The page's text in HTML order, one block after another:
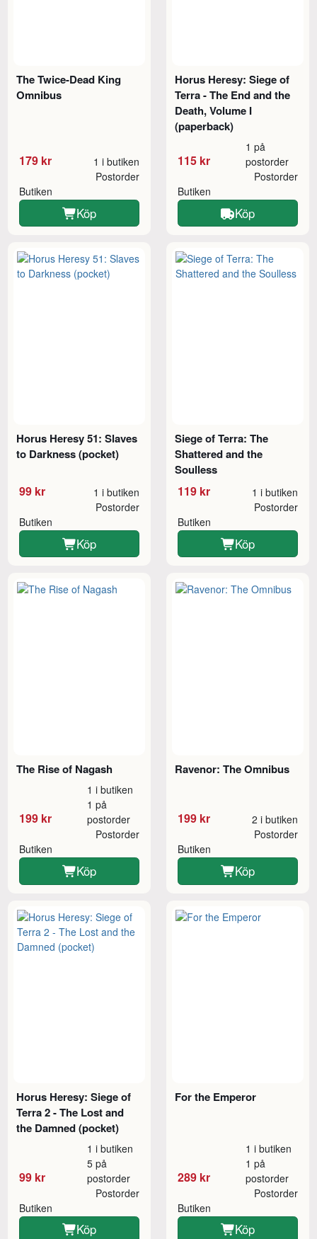
The Twice-Dead King
Omnibus
179 kr 1 i butiken
Butiken
Postorder
Köp
Horus Heresy: Siege of
Terra - The End and the
Death, Volume I
(paperback)
115 kr
1 på
postorder
Butiken
Postorder
Köp
Horus Heresy 51: Slaves
to Darkness (pocket)
99 kr 1 i butiken
Butiken
Postorder
Köp
Siege of Terra: The
Shattered and the
Soulless
119 kr 1 i butiken
Butiken
Postorder
Köp
The Rise of Nagash
199 kr
1 i butiken
1 på
postorder
Butiken
Postorder
Köp
Ravenor: The Omnibus
199 kr 2 i butiken
Butiken
Postorder
Köp
Horus Heresy: Siege of
Terra 2 - The Lost and
the Damned (pocket)
99 kr
1 i butiken
5 på
postorder
Butiken
Postorder
Köp
For the Emperor
289 kr
1 i butiken
1 på
postorder
Butiken
Postorder
Köp